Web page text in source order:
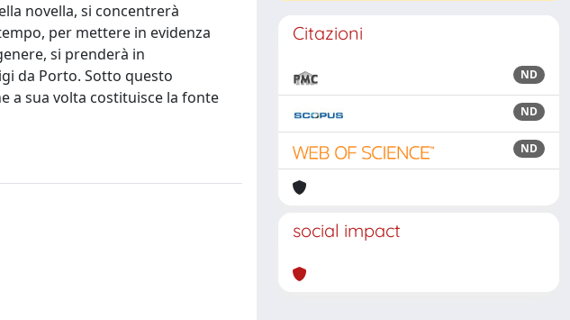
novella, si concentrerà
per mettere in evidenza
si prenderà in
da Porto. Sotto questo
a sua volta costituisce la fonte
Citazioni
ND
ND
ND
social impact